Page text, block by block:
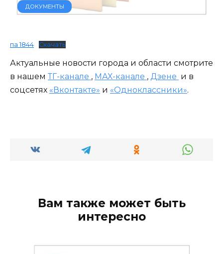
ДОКУМЕНТЫ
па 1844 Скачать
Актуальные новости города и области смотрите
в нашем ТГ-канале , МАХ-канале , Дзене и в
соцсетях «Вконтакте» и «Одноклассники».
Вам также может быть
интересно